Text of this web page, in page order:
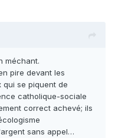
méchant.
pire devant les
qui se piquent de
catholique-sociale
correct achevé; ils
sans appel…